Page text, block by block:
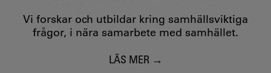
Vi forskar och utbildar kring samhällsviktiga
frågor, i nära samarbete med samhället.
LÄS MER